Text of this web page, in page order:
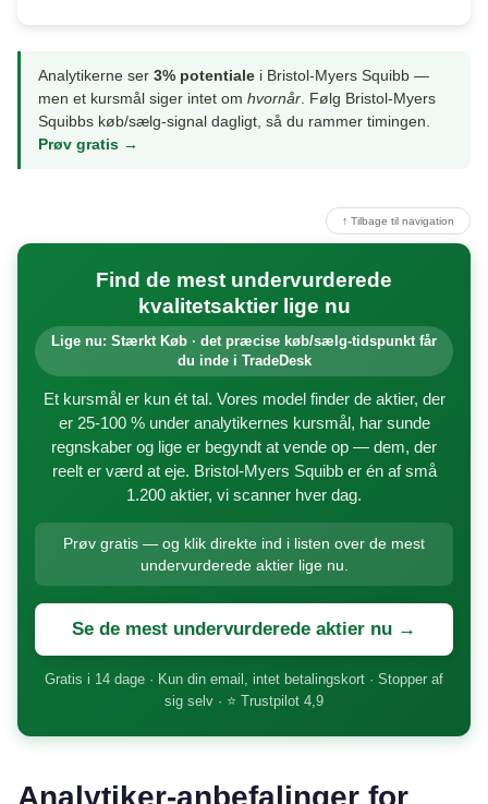
Analytikerne ser 3% potentiale i Bristol-Myers Squibb —
men et kursmål siger intet om hvornår. Følg Bristol-Myers
Squibbs køb/sælg-signal dagligt, så du rammer timingen.
Prøv gratis →
↑ Tilbage til navigation
Find de mest undervurderede
kvalitetsaktier lige nu
Lige nu: Stærkt Køb · det præcise køb/sælg-tidspunkt får
du inde i TradeDesk
Et kursmål er kun ét tal. Vores model finder de aktier, der
er 25-100 % under analytikernes kursmål, har sunde
regnskaber og lige er begyndt at vende op — dem, der
reelt er værd at eje. Bristol-Myers Squibb er én af små
1.200 aktier, vi scanner hver dag.
Prøv gratis — og klik direkte ind i listen over de mest
undervurderede aktier lige nu.
Se de mest undervurderede aktier nu →
Gratis i 14 dage · Kun din email, intet betalingskort · Stopper af
sig selv · ⭐ Trustpilot 4,9